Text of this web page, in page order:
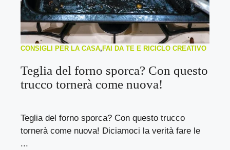
CONSIGLI PER LA CASA,FAI DA TE E RICICLO CREATIVO
Teglia del forno sporca? Con questo
trucco tornerà come nuova!
Teglia del forno sporca? Con questo trucco
tornerà come nuova! Diciamoci la verità fare le
...